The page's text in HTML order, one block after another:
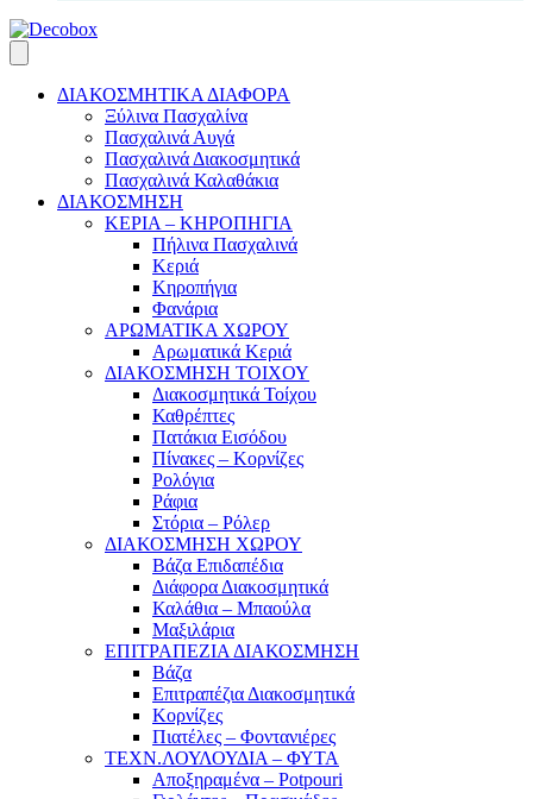
ΔΙΑΚΟΣΜΗΤΙΚΑ ΔΙΑΦΟΡΑ
Ξύλινα Πασχαλίνα
Πασχαλινά Αυγά
Πασχαλινά Διακοσμητικά
Πασχαλινά Καλαθάκια
ΔΙΑΚΟΣΜΗΣΗ
ΚΕΡΙΑ – ΚΗΡΟΠΗΓΙΑ
Πήλινα Πασχαλινά
Κεριά
Κηροπήγια
Φανάρια
ΑΡΩΜΑΤΙΚΑ ΧΩΡΟΥ
Αρωματικά Κεριά
ΔΙΑΚΟΣΜΗΣΗ ΤΟΙΧΟΥ
Διακοσμητικά Τοίχου
Καθρέπτες
Πατάκια Εισόδου
Πίνακες – Κορνίζες
Ρολόγια
Ράφια
Στόρια – Ρόλερ
ΔΙΑΚΟΣΜΗΣΗ ΧΩΡΟΥ
Βάζα Επιδαπέδια
Διάφορα Διακοσμητικά
Καλάθια – Μπαούλα
Μαξιλάρια
ΕΠΙΤΡΑΠΕΖΙΑ ΔΙΑΚΟΣΜΗΣΗ
Βάζα
Επιτραπέζια Διακοσμητικά
Κορνίζες
Πιατέλες – Φοντανιέρες
ΤΕΧΝ.ΛΟΥΛΟΥΔΙΑ – ΦΥΤΑ
Αποξηραμένα – Potpouri